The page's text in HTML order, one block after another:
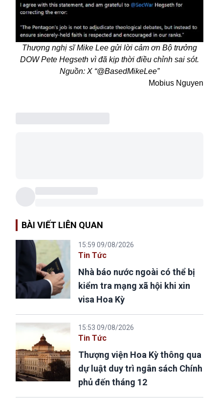
Thượng nghị sĩ Mike Lee gửi lời cảm ơn Bộ trưởng
DOW Pete Hegseth vì đã kịp thời điều chỉnh sai sót.
Nguồn: X “@BasedMikeLee”
Mobius Nguyen
BÀI VIẾT LIÊN QUAN
15:59 09/08/2026
Tin Tức
Nhà báo nước ngoài có thể bị
kiểm tra mạng xã hội khi xin
visa Hoa Kỳ
15:53 09/08/2026
Tin Tức
Thượng viện Hoa Kỳ thông qua
dự luật duy trì ngân sách Chính
phủ đến tháng 12